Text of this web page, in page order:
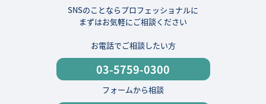
SNSのことならプロフェッショナルに
まずはお気軽にご相談ください
お電話でご相談したい方
03-5759-0300
フォームから相談